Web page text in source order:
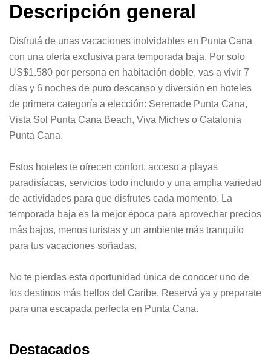
Descripción general
Disfrutá de unas vacaciones inolvidables en Punta Cana
con una oferta exclusiva para temporada baja. Por solo
US$1.580 por persona en habitación doble, vas a vivir 7
días y 6 noches de puro descanso y diversión en hoteles
de primera categoría a elección: Serenade Punta Cana,
Vista Sol Punta Cana Beach, Viva Miches o Catalonia
Punta Cana.
Estos hoteles te ofrecen confort, acceso a playas
paradisíacas, servicios todo incluido y una amplia variedad
de actividades para que disfrutes cada momento. La
temporada baja es la mejor época para aprovechar precios
más bajos, menos turistas y un ambiente más tranquilo
para tus vacaciones soñadas.
No te pierdas esta oportunidad única de conocer uno de
los destinos más bellos del Caribe. Reservá ya y preparate
para una escapada perfecta en Punta Cana.
Destacados